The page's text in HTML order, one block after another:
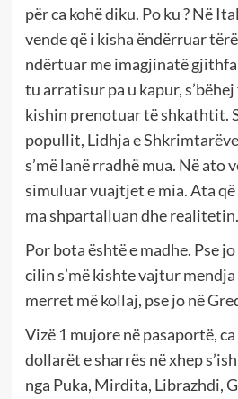
për ca kohë diku. Po ku ? Në
vende që i kisha ëndërruar
ndërtuar me imagjinatë
tu arratisur pa u kapur,
kishin prenotuar të shkathtit.
popullit, Lidhja e
s’më lanë rradhë mua. Në ato
simuluar vuajtjet e mia. Ata
ma shpartalluan dhe realitetin.
Por bota është e madhe. Pse
cilin s’më kishte vajtur
merret më kollaj, pse jo në
Vizë 1 mujore në pasaportë,
dollarët e sharrës në xhep
nga Puka, Mirdita, Librazhdi,